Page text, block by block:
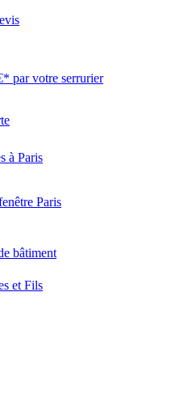
par votre serrurier
à Paris
Paris
bâtiment
et Fils